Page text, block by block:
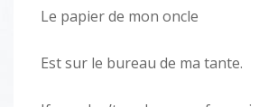
Le papier de mon oncle
Est sur le bureau de ma tante.